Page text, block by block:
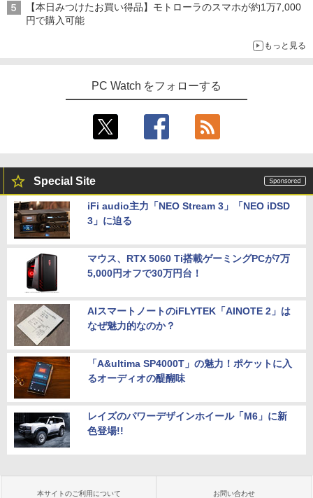
【本日みつけたお買い得品】モトローラのスマホが約1万7,000
円で購入可能
もっと見る
PC Watch をフォローする
Special Site
iFi audio主力「NEO Stream 3」「NEO iDSD
3」に迫る
マウス、RTX 5060 Ti搭載ゲーミングPCが7万
5,000円オフで30万円台！
AIスマートノートのiFLYTEK「AINOTE 2」は
なぜ魅力的なのか？
「A&ultima SP4000T」の魅力！ポケットに入
るオーディオの醍醐味
レイズのパワーデザインホイール「M6」に新
色登場!!
本サイトのご利用について お問い合わせ